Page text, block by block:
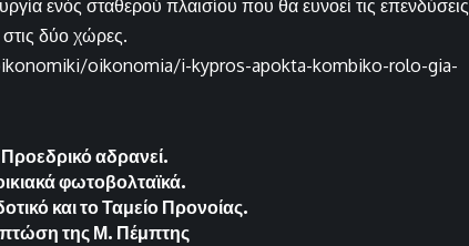
ενός σταθερού πλαισίου που θα ευνοεί τις επενδύσεις
δύο χώρες.
oikonomia/i-kypros-apokta-kombiko-rolo-gia-
αδρανεί.
φωτοβολταϊκά.
και το Ταμείο Προνοίας.
της Μ. Πέμπτης